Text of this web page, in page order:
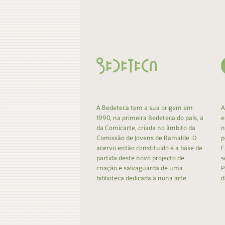
A Bedeteca tem a sua origem em
1990, na primeira Bedeteca do país, a
da Comicarte, criada no âmbito da
Comissão de Jovens de Ramalde. O
acervo então constituído é a base de
partida deste novo projecto de
criação e salvaguarda de uma
biblioteca dedicada à nona arte.